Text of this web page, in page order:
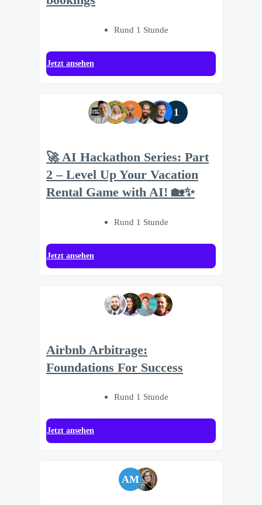
Rund 1 Stunde
Jetzt ansehen
1
🚀 AI Hackathon Series: Part
2 – Level Up Your Vacation
Rental Game with AI! 🏡✨
Rund 1 Stunde
Jetzt ansehen
Airbnb Arbitrage:
Foundations For Success
Rund 1 Stunde
Jetzt ansehen
AM